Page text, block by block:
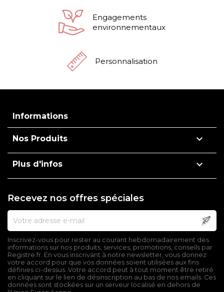
Engagements
environnementaux
Personnalisation
Informations
Nos Produits 
Plus d'infos 
Recevez nos offres spéciales
Inscrivez-vous pour rester au courant hebdomadairement des
informations sur nos produits, services, promotions, conseils par
Registre.fr. En vous inscrivant à notre newsletter, vous donnez
votre accord pour que vos données soient utilisées aux fins
définies ci-dessus. Votre accord peut à tout moment être retiré
en cliquant sur le lien de désinscription au bas de nos emails. Ces
données sont stockées sur un serveur localisé en dehors de